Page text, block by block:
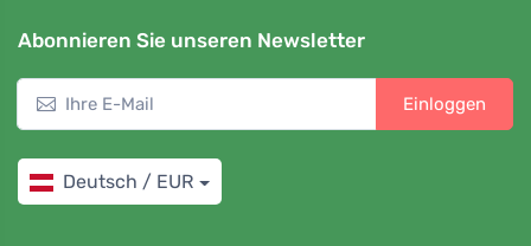
Abonnieren Sie unseren Newsletter
Einloggen
Deutsch / EUR